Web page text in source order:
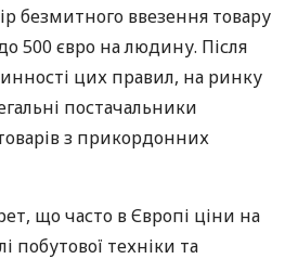
безмитного ввезення товару
500 євро на людину. Після
цих правил, на ринку
постачальники
з прикордонних
що часто в Європі ціни на
побутової техніки та